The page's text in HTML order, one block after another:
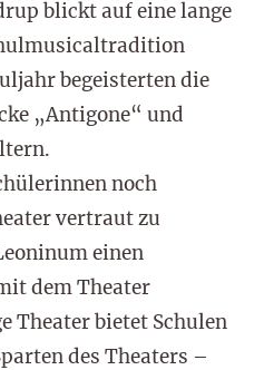
blickt auf eine lange
begeisterten die
„Antigone“ und
noch
vertraut zu
einen
dem Theater
Theater bietet Schulen
des Theaters –